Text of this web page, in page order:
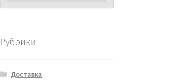
Рубрики
Доставка